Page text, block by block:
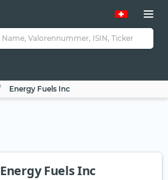
Energy Fuels Inc
Energy Fuels Inc